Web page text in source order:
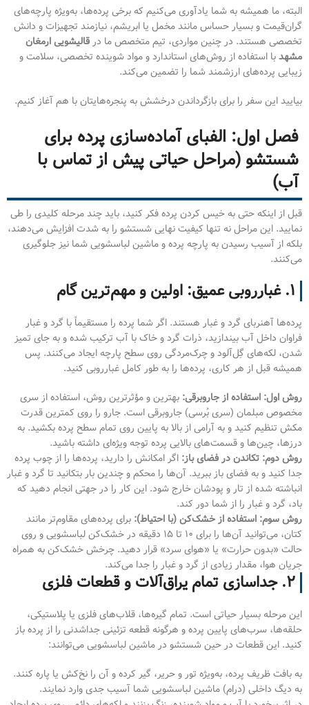
البته، ما همیشه به شما یادآوری می‌کنیم که برخی پرده‌ها، به‌ویژه پارچه‌های
گران‌قیمت و بسیار حساس مانند مخمل یا ابریشم، نیازمند تجهیزات و دانش
تخصصی هستند. در چنین مواردی، تیم متخصص ما در قالیشویی ارمغان
مشهدبا استفاده از روش‌های استاندارد و مواد شوینده تخصصی، سلامت و
زیبایی پرده‌های ارزشمند شما را تضمین می‌کند.
بیایید این سفر را برای بازگرداندن درخشش به پنجره‌هایتان با هم آغاز کنیم.
فصل اول: الفبای آماده‌سازی پرده برای
شستشو (مراحل حیاتی پیش از تماس با
آب)
قبل از اینکه حتی به خیس کردن پرده فکر کنید، باید چند مرحله کلیدی را طی
نمایید. این مراحل نه تنها کیفیت نهایی شستشو را به شدت افزایش می‌دهند،
بلکه از آسیب رسیدن به پارچه پرده و ماشین لباسشویی شما نیز جلوگیری
می‌کنند.
۱. غبارروبی عمیق: اولین و مهم‌ترین گام
پرده‌ها آهنربای گرد و غبار هستند. اگر شما پرده را مستقیماً با گرد و غبار
فراوان داخل آب بیندازید، ذرات گرد و خاک با آب ترکیب شده و به جای تمیز
شدن، لکه‌های گِل‌آلود و چرک‌مردگی روی سطح پارچه ایجاد می‌کنند. پس
همیشه قبل از هر کاری، پرده‌ها را به طور کامل غبارروبی کنید.
روش اول: استفاده از جاروبرقی: بهترین و مؤثرترین روش، استفاده از سری
مخصوص مبلمان (سری بُرسی) جاروبرقی است. جارو را روی کمترین قدرت
مکش تنظیم کنید و به آرامی از بالا به پایین روی تمام سطح پرده بکشید. به
درزها، چین‌ها و قسمت‌های بالایی پرده توجه ویژه‌ای داشته باشید.
روش دوم: تکاندن در فضای باز: اگر امکانش را دارید، پرده‌ها را از چوب پرده
جدا کنید و به فضای باز ببرید. آن‌ها را محکم و چندین بار بتکانید تا گرد و غبار
انباشته شده از تار و پودشان خارج شود. این کار را در جهتی انجام دهید که
باد، گرد و غبار را از شما دور کند.
روش سوم: استفاده از خشک‌کن (با احتیاط): برای پرده‌های مقاوم‌تر مانند
کتان، می‌توانید آن‌ها را برای ۱۰ تا ۱۵ دقیقه در خشک‌کن لباسشویی و روی
حالت «بدون حرارت» یا «هوای سرد» قرار دهید. چرخش خشک‌کن به همراه
جریان هوا، مقدار زیادی از گرد و غبار را جدا می‌کند.
۲. جداسازی تمام یراق‌آلات و قطعات فلزی
این مرحله بسیار حیاتی است. تمام گیره‌ها، قلاب‌های فلزی یا پلاستیکی،
حلقه‌ها، سرب‌های پایین پرده و هرگونه قطعه تزئینی جداشدنی را از پرده باز
کنید. این قطعات در حین شستشو در ماشین لباسشویی می‌توانند:
به بافت ظریف پرده، به‌ویژه تور و حریر، گیر کرده و آن را نخ‌کش یا پاره کنند.
به دیگ داخلی (درام) ماشین لباسشویی شما آسیب جدی وارد نمایند.